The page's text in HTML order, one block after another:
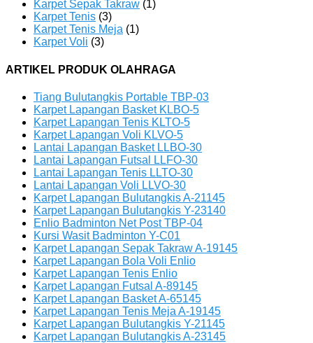
Karpet Sepak Takraw (1)
Karpet Tenis (3)
Karpet Tenis Meja (1)
Karpet Voli (3)
ARTIKEL PRODUK OLAHRAGA
Tiang Bulutangkis Portable TBP-03
Karpet Lapangan Basket KLBO-5
Karpet Lapangan Tenis KLTO-5
Karpet Lapangan Voli KLVO-5
Lantai Lapangan Basket LLBO-30
Lantai Lapangan Futsal LLFO-30
Lantai Lapangan Tenis LLTO-30
Lantai Lapangan Voli LLVO-30
Karpet Lapangan Bulutangkis A-21145
Karpet Lapangan Bulutangkis Y-23140
Enlio Badminton Net Post TBP-04
Kursi Wasit Badminton Y-C01
Karpet Lapangan Sepak Takraw A-19145
Karpet Lapangan Bola Voli Enlio
Karpet Lapangan Tenis Enlio
Karpet Lapangan Futsal A-89145
Karpet Lapangan Basket A-65145
Karpet Lapangan Tenis Meja A-19145
Karpet Lapangan Bulutangkis Y-21145
Karpet Lapangan Bulutangkis A-23145